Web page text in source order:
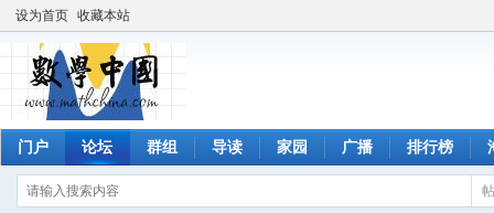
设为首页 收藏本站
门户 论坛 群组 导读 家园 广播 排行榜